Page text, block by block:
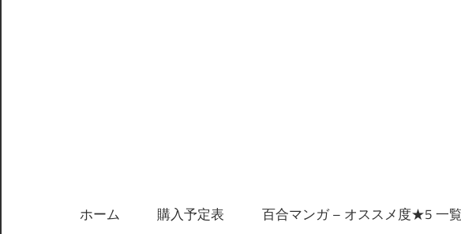
ホーム 購入予定表 百合マンガ – オススメ度★5 一覧